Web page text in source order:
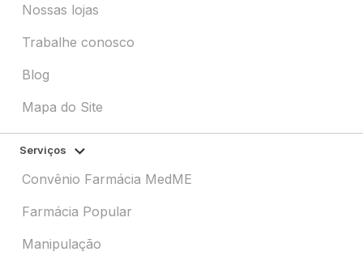
Nossas lojas
Trabalhe conosco
Blog
Mapa do Site
Serviços
Convênio Farmácia MedME
Farmácia Popular
Manipulação